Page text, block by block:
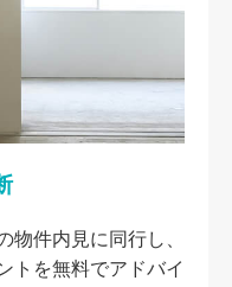
物件内見に同行し、
トを無料でアドバイ